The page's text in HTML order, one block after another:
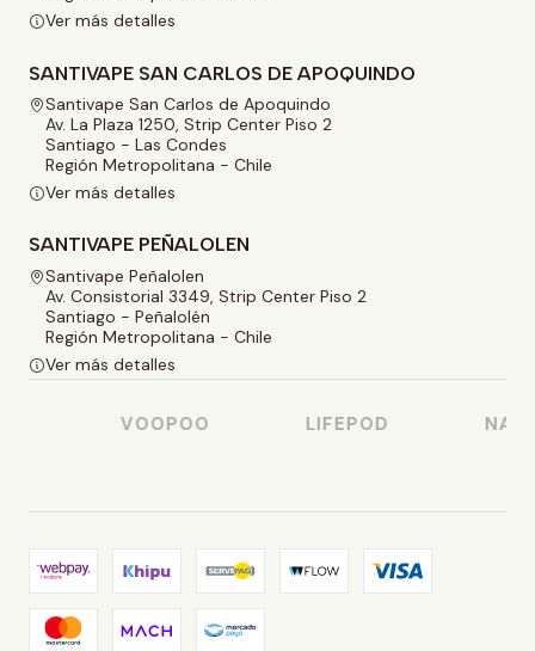
Ver más detalles
SANTIVAPE SAN CARLOS DE APOQUINDO
Santivape San Carlos de Apoquindo
Av. La Plaza 1250, Strip Center Piso 2
Santiago - Las Condes
Región Metropolitana - Chile
Ver más detalles
SANTIVAPE PEÑALOLEN
Santivape Peñalolen
Av. Consistorial 3349, Strip Center Piso 2
Santiago - Peñalolén
Región Metropolitana - Chile
Ver más detalles
VOOPOO LIFEPOD